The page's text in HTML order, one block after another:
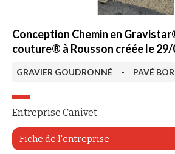
Conception Chemin en
couture® à Rousson créée le
GRAVIER GOUDRONNÉ - PAVÉ
Entreprise Canivet
Fiche de l'entreprise